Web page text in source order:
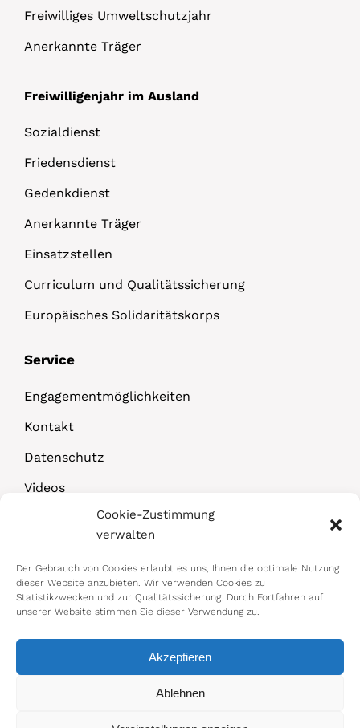
Cookie-Zustimmung
verwalten
Der Gebrauch von Cookies erlaubt es uns, Ihnen die optimale Nutzung
dieser Website anzubieten. Wir verwenden Cookies zu
Statistikzwecken und zur Qualitätssicherung. Durch Fortfahren auf
unserer Website stimmen Sie dieser Verwendung zu.
Akzeptieren
Ablehnen
Freiwilliges Umweltschutzjahr
Anerkannte Träger
Freiwilligenjahr im Ausland
Sozialdienst
Friedensdienst
Gedenkdienst
Anerkannte Träger
Einsatzstellen
Curriculum und Qualitätssicherung
Europäisches Solidaritätskorps
Service
Engagementmöglichkeiten
Kontakt
Datenschutz
Videos
© 2026 Bundesministerium für Arbeit,